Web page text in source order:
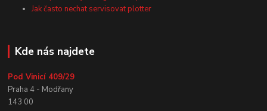
Jak často nechat servisovat plotter
Kde nás najdete
Pod Vinicí 409/29
Praha 4 - Modřany
143 00